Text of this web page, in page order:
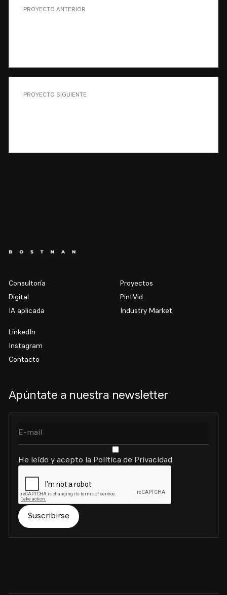
PROYECTO ANTERIOR
PROYECTO SIGUIENTE
Consultoría
Digital
IA aplicada
Proyectos
PintVid
Industry Market
LinkedIn
Instagram
Contacto
Apúntate a nuestra newsletter
He leído y acepto la Política de Privacidad
Suscribirse